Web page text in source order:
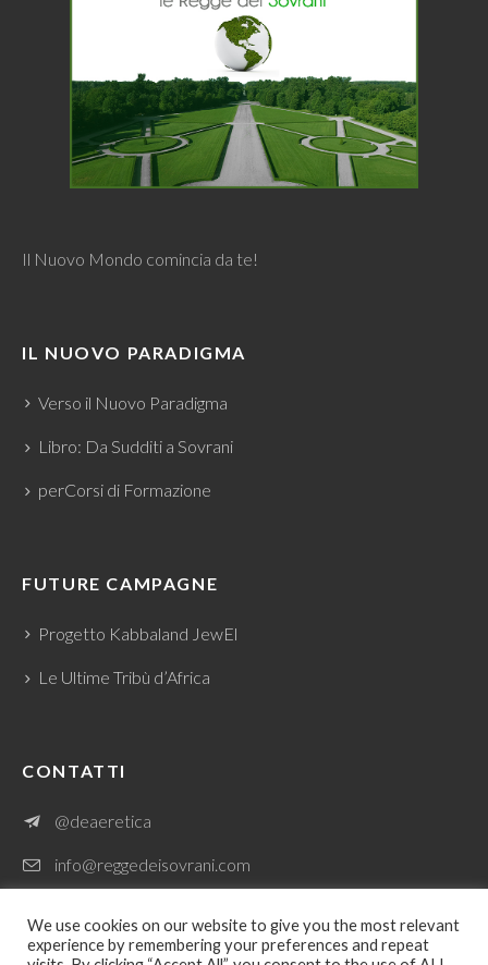
Il Nuovo Mondo comincia da te!
IL NUOVO PARADIGMA
Verso il Nuovo Paradigma
Libro: Da Sudditi a Sovrani
perCorsi di Formazione
FUTURE CAMPAGNE
Progetto Kabbaland JewEl
Le Ultime Tribù d’Africa
CONTATTI
@deaeretica
info@reggedeisovrani.com
We use cookies on our website to give you the most relevant
experience by remembering your preferences and repeat